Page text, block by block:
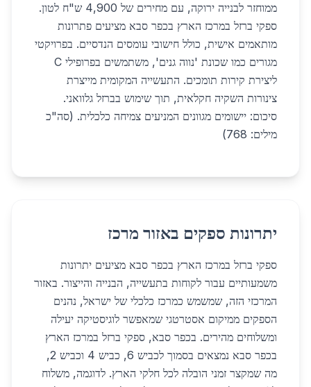
ממוחזר לבנייה ירוקה, עם מחירים של 4,900 ש"ח לטון.
ספקי ברזל במרכז הארץ בכפר סבא מציעים פתרונות
מותאמים אישית, כולל חישובי עומסים הנדסיים. בפרויקטי
מגורים כמו שכונת 'נווה גנים', משתמשים בפרופילי C
ליצירת קירות תומכים. התעשייה המקומית מייצרת
צינורות השקיה חקלאית, תוך שימוש בברזל גלוואני.
סיכום: יישומים מגוונים המניעים צמיחה כלכלית. (סה"כ
מילים: 768)
יתרונות ספקים באזור מרכז
ספקי ברזל במרכז הארץ בכפר סבא מציעים יתרונות
משמעותיים עבור לקוחות בתעשייה, הבנייה והייצור. באזור
המרכזי הזה, שמשמש כמרכז כלכלי של ישראל, נהנים
הספקים ממיקום אסטרטגי שמאפשר לוגיסטיקה יעילה
ומשלוחים מהירים. בכפר סבא, ספקי ברזל במרכז הארץ
בכפר סבא נמצאים בסמוך לכביש 6, כביש 4 וכביש 2,
מה שמקצר זמני הובלה לכל חלקי הארץ. לדוגמה, משלוח